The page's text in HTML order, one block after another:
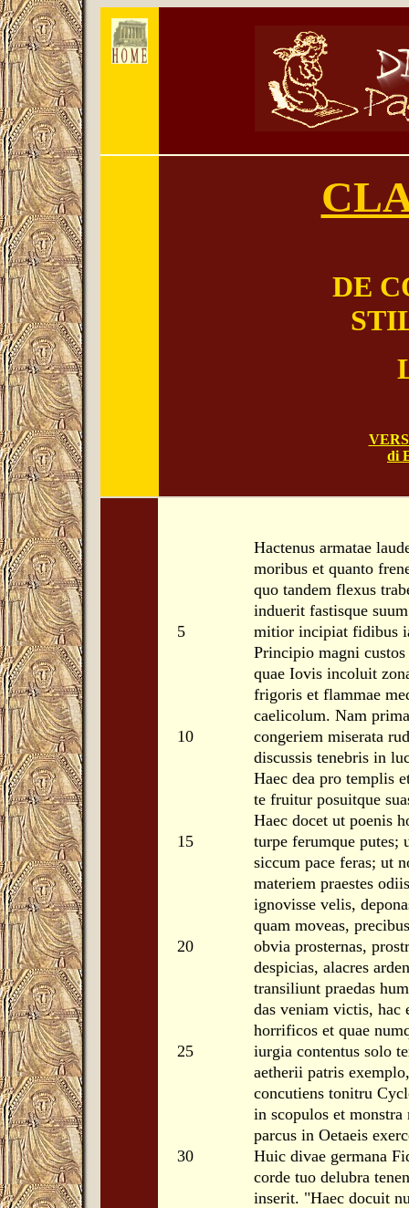
DE
di
Hactenus armatae
moribus et quanto
quo tandem flexus
induerit fastisque
5
mitior incipiat fidibus
Principio magni
quae Iovis incoluit
frigoris et flammae
caelicolum. Nam
10
congeriem miserata
discussis tenebris in
Haec dea pro templis
te fruitur posuitque
Haec docet ut poenis
15
turpe ferumque putes;
siccum pace feras; ut
materiem praestes
ignovisse velis,
quam moveas,
20
obvia prosternas,
despicias, alacres
transiliunt praedas
das veniam victis, hac
horrificos et quae
25
iurgia contentus solo
aetherii patris
concutiens tonitru
in scopulos et
parcus in Oetaeis
30
Huic divae germana
corde tuo delubra
inserit. "Haec docuit